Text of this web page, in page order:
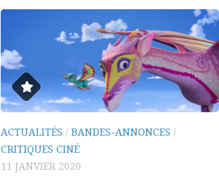
ACTUALITÉS / BANDES-ANNONCES /
CRITIQUES CINÉ
11 JANVIER 2020